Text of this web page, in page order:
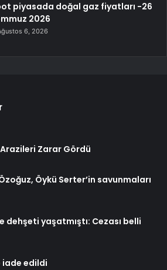
piyasada doğal gaz fiyatları -26
2026
6, 2026
Zarar Gördü
Öykü Serter’in savunmaları
yaşatmıştı: Cezası belli
iade edildi